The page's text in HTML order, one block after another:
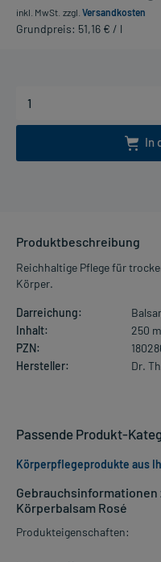
inkl. MwSt. zzgl. Versandkosten
Grundpreis: 51,16 € / l
In
Produktbeschreibung
Reichhaltige Pflege für
Körper.
Darreichung:
Inhalt:
250
PZN:
Hersteller:
Dr.
Gebrauchsinformationen
Körperbalsam Rosé
Produkteigenschaften:
Passende Produkt-
Körperpflegeprodukte aus